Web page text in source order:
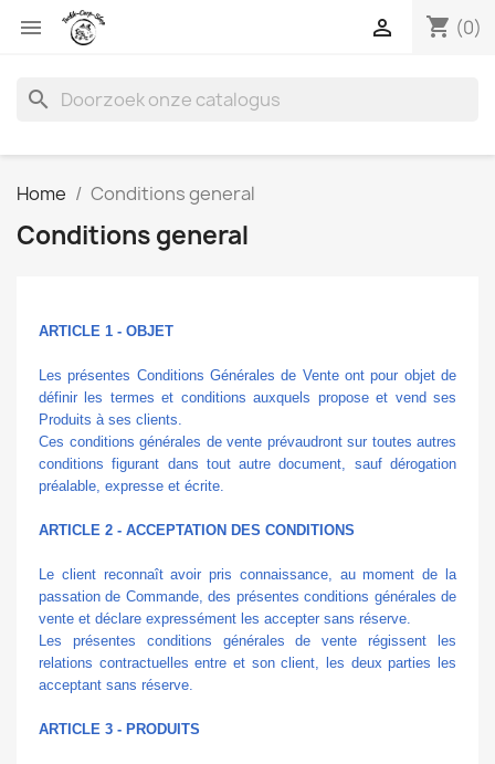
 shopping_cart (0)

search
Home Conditions general
Conditions general
ARTICLE 1 - OBJET
Les présentes Conditions Générales de Vente ont pour objet de
définir les termes et conditions auxquels propose et vend ses
Produits à ses clients.
Ces conditions générales de vente prévaudront sur toutes autres
conditions figurant dans tout autre document, sauf dérogation
préalable, expresse et écrite.
ARTICLE 2 - ACCEPTATION DES CONDITIONS
Le client reconnaît avoir pris connaissance, au moment de la
passation de Commande, des présentes conditions générales de
vente et déclare expressément les accepter sans réserve.
Les présentes conditions générales de vente régissent les
relations contractuelles entre et son client, les deux parties les
acceptant sans réserve.
ARTICLE 3 - PRODUITS